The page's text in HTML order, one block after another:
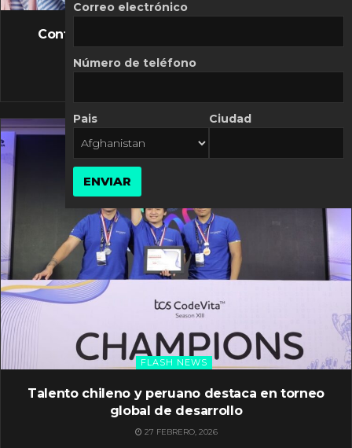
FLASH NEWS
Controversia de Mercado Libre por costos
10 MARZO, 2026
FLASH NEWS
Talento chileno y peruano destaca en torneo
global de desarrollo
27 FEBRERO, 2026
Correo electrónico
Número de teléfono
Pais Ciudad
ENVIAR